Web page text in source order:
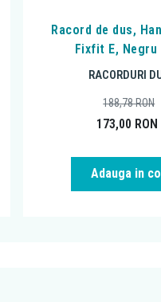
Racord de dus,
Fixfit E, Negru
RACORDURI
173,00 RON
188,78RON
Adauga in